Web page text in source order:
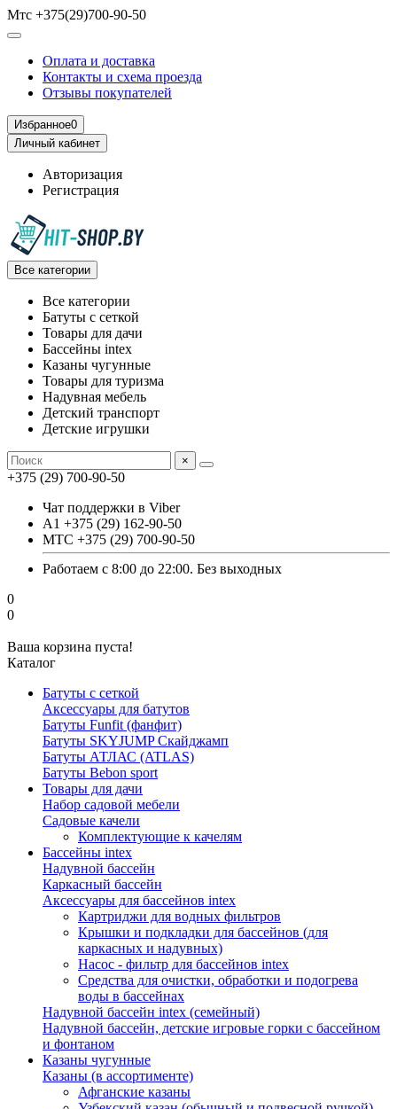
Мтс +375(29)700-90-50
Оплата и доставка
Контакты и схема проезда
Отзывы покупателей
Избранное0
Личный кабинет
Авторизация
Регистрация
Все категории
Все категории
Батуты с сеткой
Товары для дачи
Бассейны intex
Казаны чугунные
Товары для туризма
Надувная мебель
Детский транспорт
Детские игрушки
×
+375 (29) 700-90-50
Чат поддержки в Viber
А1 +375 (29) 162-90-50
МТС +375 (29) 700-90-50
Работаем с 8:00 до 22:00. Без выходных
0
0
Ваша корзина пуста!
Каталог
Батуты с сеткой
Аксессуары для батутов
Батуты Funfit (фанфит)
Батуты SKYJUMP Скайджамп
Батуты АТЛАС (ATLAS)
Батуты Вebon sport
Товары для дачи
Набор садовой мебели
Садовые качели
Комплектующие к качелям
Бассейны intex
Надувной бассейн
Каркасный бассейн
Аксессуары для бассейнов intex
Картриджи для водных фильтров
Крышки и подкладки для бассейнов (для
каркасных и надувных)
Насос - фильтр для бассейнов intex
Средства для очистки, обработки и подогрева
воды в бассейнах
Надувной бассейн intex (семейный)
Надувной бассейн, детские игровые горки с бассейном
и фонтаном
Казаны чугунные
Казаны (в ассортименте)
Афганские казаны